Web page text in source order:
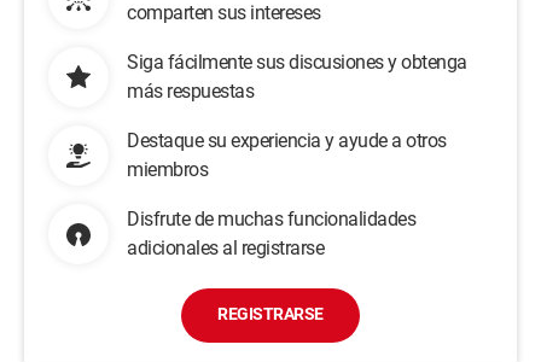
comparten sus intereses
Siga fácilmente sus discusiones y obtenga
más respuestas
Destaque su experiencia y ayude a otros
miembros
Disfrute de muchas funcionalidades
adicionales al registrarse
REGISTRARSE